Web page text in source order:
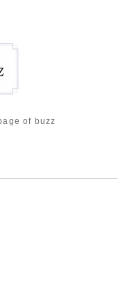
of buzz